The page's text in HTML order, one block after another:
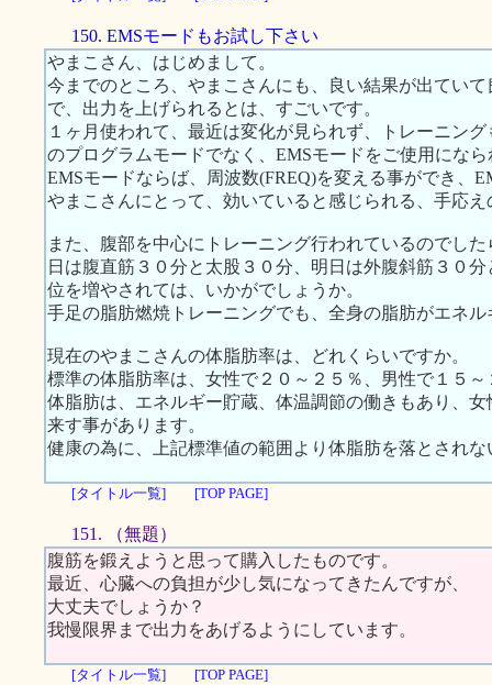
150. EMSモードもお試し下さい
やまこさん、はじめまして。
今までのところ、やまこさんにも、良い結果が出てい
で、出力を上げられるとは、すごいです。
１ヶ月使われて、最近は変化が見られず、トレーニン
のプログラムモードでなく、EMSモードをご使用にな
EMSモードならば、周波数(FREQ)を変える事ができ、
やまこさんにとって、効いていると感じられる、手応
また、腹部を中心にトレーニング行われているのでし
日は腹直筋３０分と太股３０分、明日は外腹斜筋３０
位を増やされては、いかがでしょうか。
手足の脂肪燃焼トレーニングでも、全身の脂肪がエネ
現在のやまこさんの体脂肪率は、どれくらいですか。
標準の体脂肪率は、女性で２０～２５％、男性で１５～
体脂肪は、エネルギー貯蔵、体温調節の働きもあり、
来す事があります。
健康の為に、上記標準値の範囲より体脂肪を落とされ
[タイトル一覧] [TOP PAGE]
151. （無題）
腹筋を鍛えようと思って購入したものです。
最近、心臓への負担が少し気になってきたんですが、
大丈夫でしょうか？
我慢限界まで出力をあげるようにしています。
[タイトル一覧] [TOP PAGE]